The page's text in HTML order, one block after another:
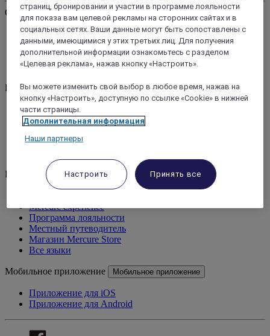
Открыть Открыть
Найти отель
Найти ресторан
Найти конференц-зал
Найти специальное предложение
Направления Направления
Европа
Азия
Южная Америка
Вселенная Mercure Вселенная Mercure
Mercure experience
Программа лояльности
Местный путеводитель
Магазин Mercure Store
Все языки
Мобильное приложение Мобильное приложение
Приложение для iOS
Приложение для Android
страниц, бронировании и участии в программе лояльности
для показа вам целевой рекламы на сторонних сайтах и в
социальных сетях. Ваши данные могут быть сопоставлены с
данными, имеющимися у этих третьих лиц. Для получения
дополнительной информации ознакомьтесь с разделом
«Целевая реклама», нажав кнопку «Настроить».
Вы можете изменить свой выбор в любое время, нажав на
кнопку «Настроить», доступную по ссылке «Cookie» в нижней
части страницы.
Дополнительная информация
Наши партнеры
Настроить Принять все